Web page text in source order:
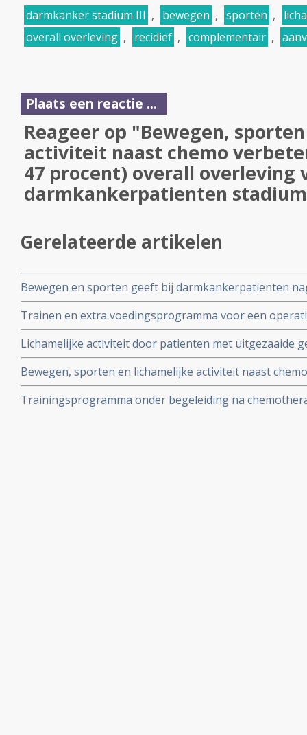
darmkanker stadium III , bewegen , sporten ,
overall overleving , recidief , complementair ,
Plaats een reactie ...
Reageer op "Bewegen,
activiteit naast chemo
47 procent) overall overleving
darmkankerpatienten
Gerelateerde artikelen
Bewegen en sporten geeft bij darmkankerpatienten
beduidend minder kans op een recidief als mensen
vergelijkende studie onder 3000 darmkankerpatienten
Trainen en extra voedingsprogramma voor een
ziekenhuisverblijf en minder complicaties bewijst
Nijmegen copy 1
Lichamelijke activiteit door patienten met uitgezaaide
langere progressievrije ziekte en geeft minder graad 3
behandelingen.
Bewegen, sporten en lichamelijke activiteit naast
procent) overall overleving van operabele
Trainingsprogramma onder begeleiding na